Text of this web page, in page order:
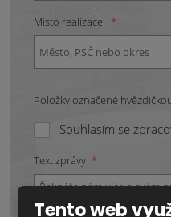
Místo realizace: *
Položky označené
Souhlasím se
Text zprávy *
Tento web